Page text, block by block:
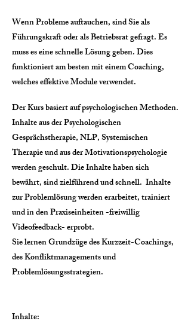
Wenn Probleme auftauchen, sind Sie als
Führungskraft oder als Betriebsrat gefragt. Es
muss es eine schnelle Lösung geben. Dies
funktioniert am besten mit einem Coaching,
welches effektive Module verwendet.
Der Kurs basiert auf psychologischen Methoden.
Inhalte aus der Psychologischen
Gesprächstherapie, NLP, Systemischen
Therapie und aus der Motivationspsychologie
werden geschult. Die Inhalte haben sich
bewährt, sind zielführend und schnell. Inhalte
zur Problemlösung werden erarbeitet, trainiert
und in den Praxiseinheiten -freiwillig
Videofeedback- erprobt.
Sie lernen Grundzüge des Kurzzeit-Coachings,
des Konfliktmanagements und
Problemlösungsstrategien.
Inhalte: